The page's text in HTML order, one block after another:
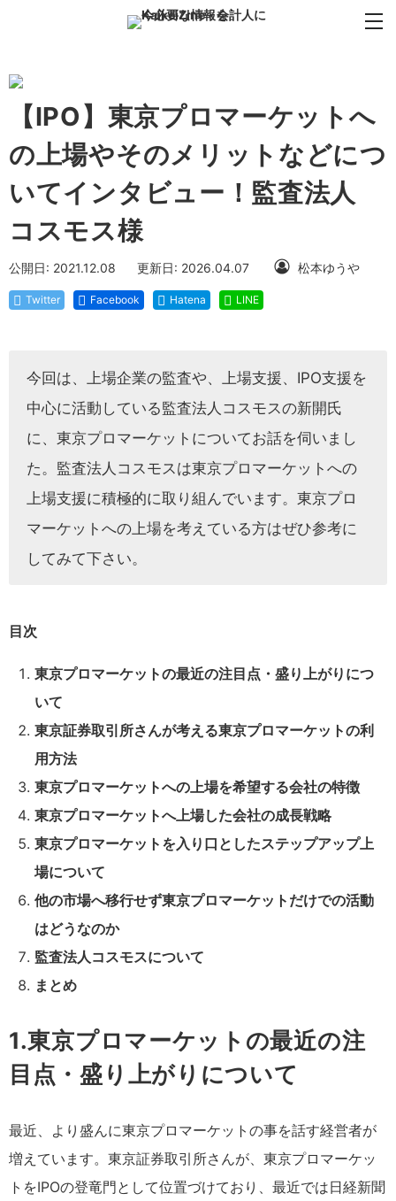
【IPO】東京プロマーケットへ
の上場やそのメリットなどにつ
いてインタビュー！監査法人
コスモス様
公開日: 2021.12.08 更新日: 2026.04.07 松本ゆうや
Twitter Facebook Hatena LINE
今回は、上場企業の監査や、上場支援、IPO支援を
中心に活動している監査法人コスモスの新開氏
に、東京プロマーケットについてお話を伺いまし
た。監査法人コスモスは東京プロマーケットへの
上場支援に積極的に取り組んでいます。東京プロ
マーケットへの上場を考えている方はぜひ参考に
してみて下さい。
目次
東京プロマーケットの最近の注目点・盛り上がりにつ
いて
東京証券取引所さんが考える東京プロマーケットの利
用方法
東京プロマーケットへの上場を希望する会社の特徴
東京プロマーケットへ上場した会社の成長戦略
東京プロマーケットを入り口としたステップアップ上
場について
他の市場へ移行せず東京プロマーケットだけでの活動
はどうなのか
監査法人コスモスについて
まとめ
1.東京プロマーケットの最近の注
目点・盛り上がりについて
最近、より盛んに東京プロマーケットの事を話す経営者が
増えています。東京証券取引所さんが、東京プロマーケッ
トをIPOの登竜門として位置づけており、最近では日経新聞